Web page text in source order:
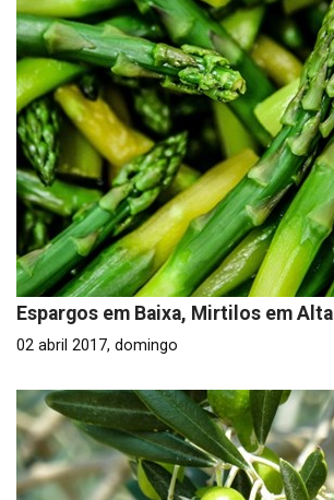
Espargos em Baixa, Mirtilos em Alta
02 abril 2017, domingo